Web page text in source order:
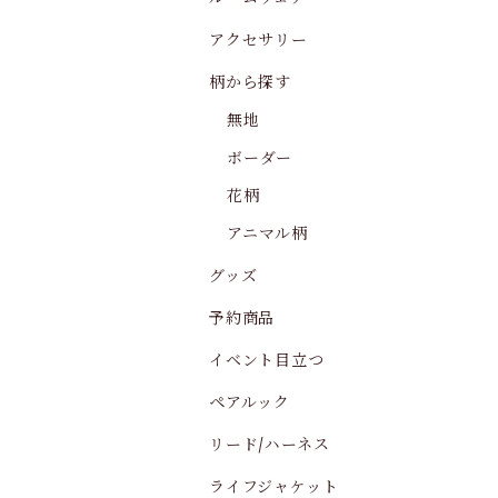
アクセサリー
柄から探す
無地
ボーダー
花柄
アニマル柄
グッズ
予約商品
イベント目立つ
ペアルック
リード/ハーネス
ライフジャケット